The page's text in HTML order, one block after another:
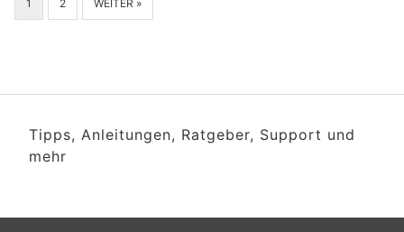
1 2 WEITER »
Tipps, Anleitungen, Ratgeber, Support und
mehr